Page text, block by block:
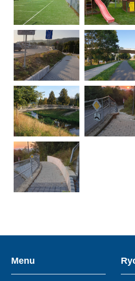
Menu